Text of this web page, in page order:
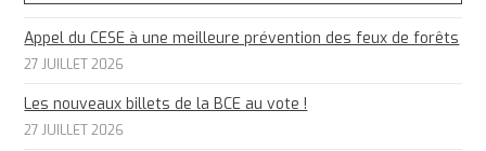
Appel du CESE à une meilleure prévention des feux de forêts
27 JUILLET 2026
Les nouveaux billets de la BCE au vote !
27 JUILLET 2026